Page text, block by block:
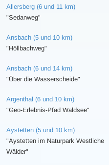
Allersberg (6 und 11 km)
"Sedanweg"
Ansbach (5 und 10 km)
"Höllbachweg"
Ansbach (6 und 14 km)
"Über die Wasserscheide"
Argenthal (6 und 10 km)
"Geo-Erlebnis-Pfad Waldsee"
Aystetten (5 und 10 km)
"Aystetten im Naturpark Westliche
Wälder"